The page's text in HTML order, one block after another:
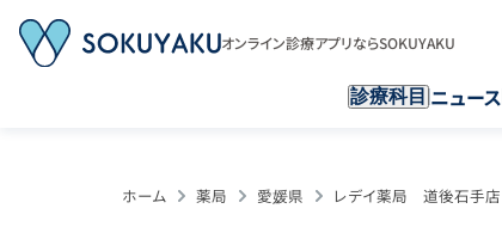
オンライン診療アプリならSOKUYAKU
診療科目 ニュース
ホーム 薬局 愛媛県 レデイ薬局 道後石手店